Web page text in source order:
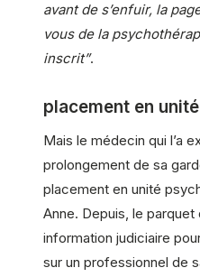
avant de s’enfuir, la
vous de la
inscrit”.
placement en
Mais le médecin qui l’a
prolongement de sa
placement en unité
Anne. Depuis, le parquet
information judiciaire
sur un professionnel de